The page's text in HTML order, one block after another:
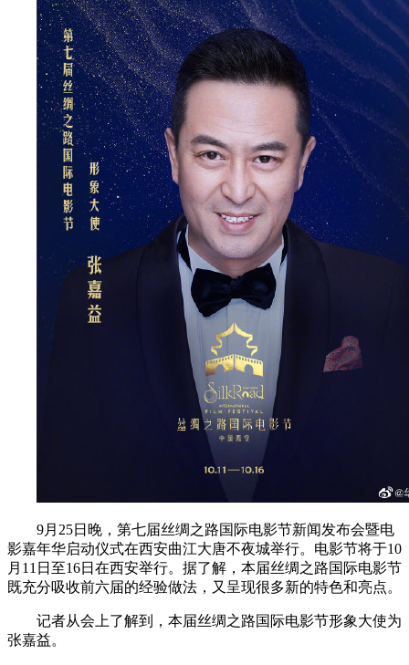
9月25日晚，第七届丝绸之路国际电影节新闻发布会暨电
影嘉年华启动仪式在西安曲江大唐不夜城举行。电影节将于10
月11日至16日在西安举行。据了解，本届丝绸之路国际电影节
既充分吸收前六届的经验做法，又呈现很多新的特色和亮点。
记者从会上了解到，本届丝绸之路国际电影节形象大使为
张嘉益。